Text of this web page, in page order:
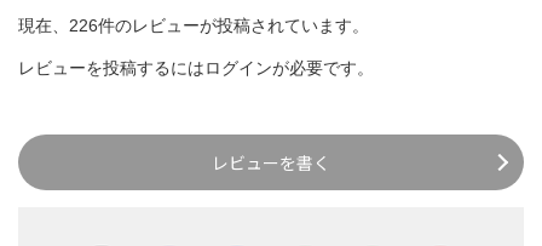
現在、226件のレビューが投稿されています。
レビューを投稿するにはログインが必要です。
レビューを書く